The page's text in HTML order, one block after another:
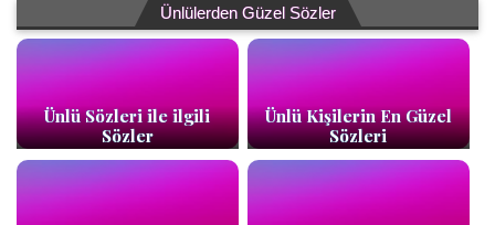
Ünlülerden Güzel Sözler
Ünlü Sözleri ile ilgili
Sözler
Ünlü Kişilerin En Güzel
Sözleri